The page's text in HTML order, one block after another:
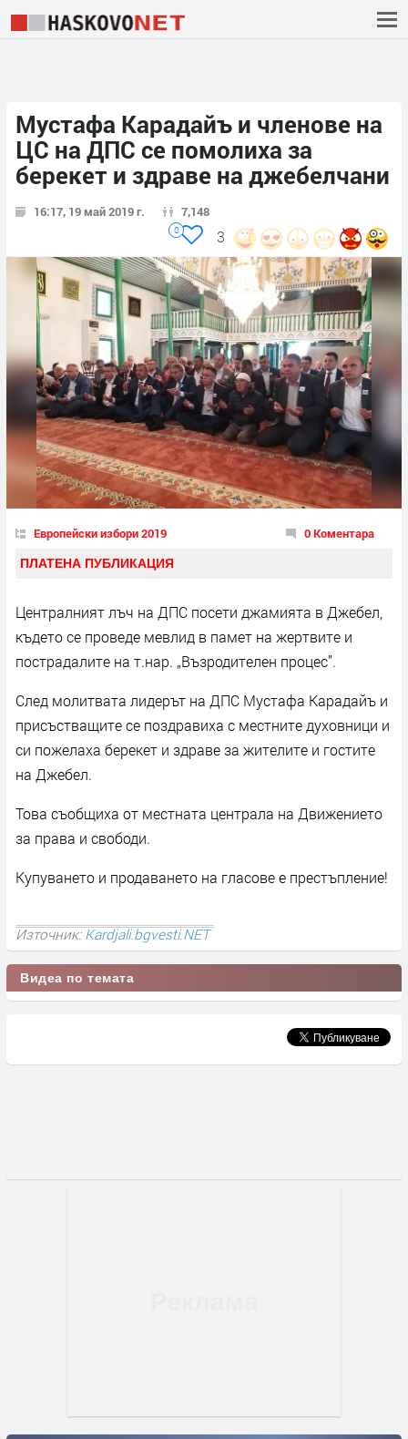
Мустафа Карадайъ и членове на
ЦС на ДПС се помолиха за
берекет и здраве на джебелчани
16:17, 19 май 2019 г. 7,148
3
0
Европейски избори 2019 0 Коментара
ПЛАТЕНА ПУБЛИКАЦИЯ
Централният лъч на ДПС посети джамията в Джебел,
където се проведе мевлид в памет на жертвите и
пострадалите на т.нар. „Възродителен процес”.
След молитвата лидерът на ДПС Мустафа Карадайъ и
присъстващите се поздравиха с местните духовници и
си пожелаха берекет и здраве за жителите и гостите
на Джебел.
Това съобщиха от местната централа на Движението
за права и свободи.
Купуването и продаването на гласове е престъпление!
Източник:Kardjali.bgvesti.NET
Видеа по темата